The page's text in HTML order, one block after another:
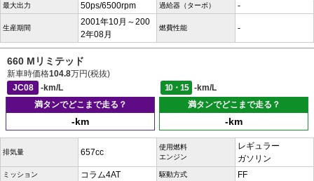
最大出力 50ps/6500rpm 過給器（ターボ） -
生産期間
2001年10月～200
2年08月
燃費性能 -
660 Mリミテッド
新車時価格104.8万円(税抜)
JC08
-km/L 10・15
-km/L
満タンでどこまで走る？
-km
満タンでどこまで走る？
-km
排気量 657cc
使用燃料
エンジン
レギュラー
ガソリン
ミッション コラム4AT 駆動方式 FF